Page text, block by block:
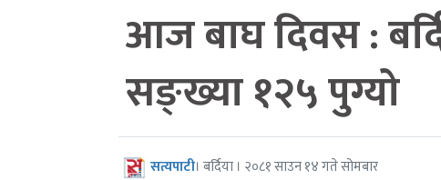
आज बाघ दिवस :
सङ्ख्या १२५ पुग्यो
सत्यपाटी। बर्दिया । २०८१ साउन १४ गते सोमबार